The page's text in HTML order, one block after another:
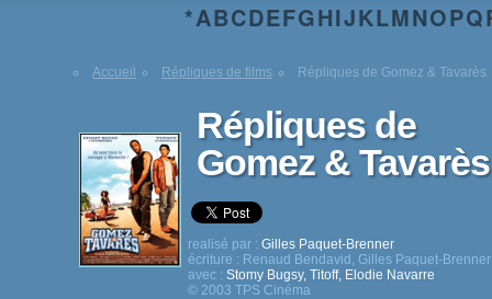
*ABCDEFGHIJKLMNOPQ
Accueil Répliques de films Répliques de Gomez & Tavarès
Répliques de
Gomez & Tavarès
realisé par : Gilles Paquet-Brenner
écriture : Renaud Bendavid , Gilles Paquet-Brenner
avec : Stomy Bugsy, Titoff, Elodie Navarre
© 2003 TPS Cinéma